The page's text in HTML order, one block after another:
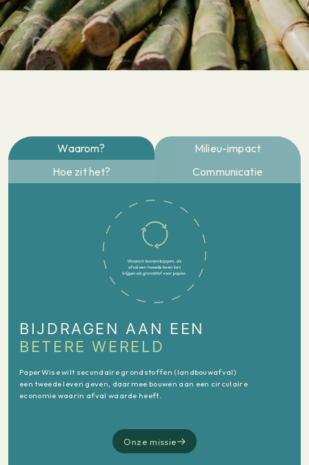
Waarom?
Milieu-impact
Hoe zit het?
Communicatie
BIJDRAGEN AAN EEN
BETERE WERELD
PaperWise wilt secundaire grondstoffen (landbouwafval)
een tweede leven geven, daarmee bouwen aan een circulaire
economie waarin afval waarde heeft.
Onze missie